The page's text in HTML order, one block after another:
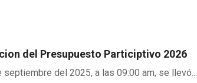
del Presupuesto Participtivo 2026
del 2025, a las 09:00 am, se llevó...